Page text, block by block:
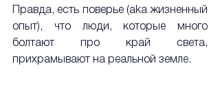
Правда, есть поверье (aka жизненный
опыт), что люди, которые много
болтают про край света,
прихрамывают на реальной земле.